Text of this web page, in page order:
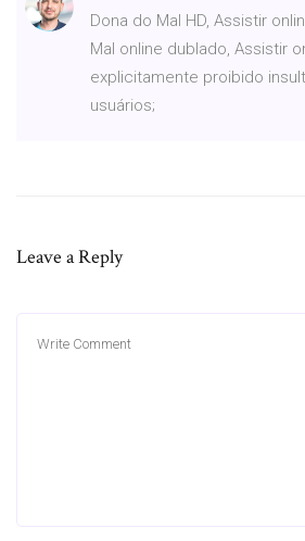
Dona do Mal HD, Assistir
Mal online dublado, Assistir
explicitamente proibido
usuários;
Leave a Reply